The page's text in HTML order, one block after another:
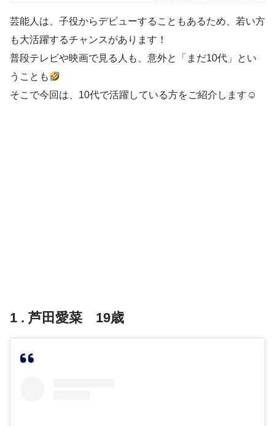
芸能人は、子役からデビューすることもあるため、若い方
も大活躍するチャンスがあります！
普段テレビや映画で見る人も、意外と「まだ10代」とい
うことも
そこで今回は、10代で活躍している方をご紹介します☺
1 . 芦田愛菜 19歳